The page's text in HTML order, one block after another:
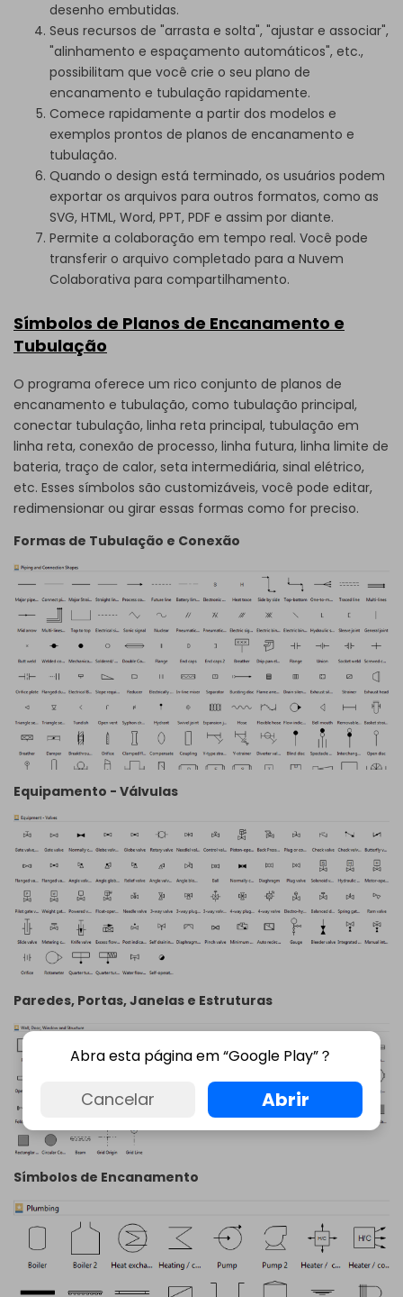
desenho embutidas.
Seus recursos de "arrasta e solta", "ajustar e associar",
"alinhamento e espaçamento automáticos", etc.,
possibilitam que você crie o seu plano de
encanamento e tubulação rapidamente.
Comece rapidamente a partir dos modelos e
exemplos prontos de planos de encanamento e
tubulação.
Quando o design está terminado, os usuários podem
exportar os arquivos para outros formatos, como as
SVG, HTML, Word, PPT, PDF e assim por diante.
Permite a colaboração em tempo real. Você pode
transferir o arquivo completado para a Nuvem
Colaborativa para compartilhamento.
Símbolos de Planos de Encanamento e
Tubulação
O programa oferece um rico conjunto de planos de
encanamento e tubulação, como tubulação principal,
conectar tubulação, linha reta principal, tubulação em
linha reta, conexão de processo, linha futura, linha limite de
bateria, traço de calor, seta intermediária, sinal elétrico,
etc. Esses símbolos são customizáveis, você pode editar,
redimensionar ou girar essas formas como for preciso.
Formas de Tubulação e Conexão
Equipamento - Válvulas
Paredes, Portas, Janelas e Estruturas
Símbolos de Encanamento
Abra esta página em “Google Play”？
Cancelar Abrir